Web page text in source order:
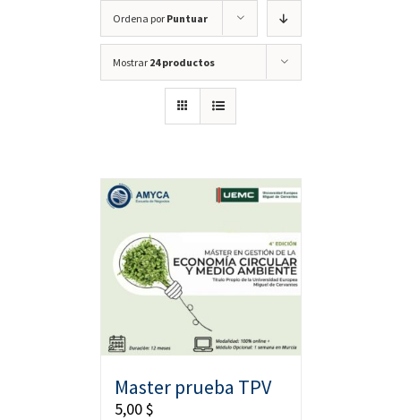
Ordena por Puntuar
Mostrar 24 productos
Master prueba TPV
5,00$